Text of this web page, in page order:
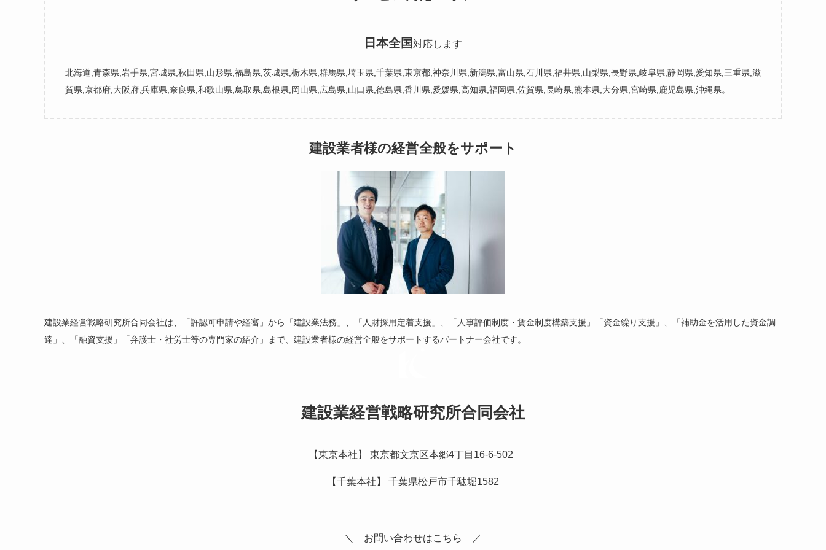
日本全国 対応します
北海道,青森県,岩手県,宮城県,秋田県,山形県,福島県,茨城県,栃木県,群馬県,埼玉県,千葉県,東京都,神奈川県,新潟県,富山県,石川県,福井県,山梨県,長野県,岐阜県,静岡県,愛知県,三重県,滋
賀県,京都府,大阪府,兵庫県,奈良県,和歌山県,鳥取県,島根県,岡山県,広島県,山口県,徳島県,香川県,愛媛県,高知県,福岡県,佐賀県,長崎県,熊本県,大分県,宮崎県,鹿児島県,沖縄県。
建設業者様の経営全般をサポート
建設業経営戦略研究所合同会社は、「許認可申請や経審」から「建設業法務」、「人財採用定着支援」、「人事評価制度・賃金制度構築支援」「資金繰り支援」、「補助金を活用した資金調
達」、「融資支援」「弁護士・社労士等の専門家の紹介」まで、建設業者様の経営全般をサポートするパートナー会社です。
建設業経営戦略研究所合同会社
【東京本社】 東京都文京区本郷4丁目16-6-502
【千葉本社】 千葉県松戸市千駄堀1582
＼ お問い合わせはこちら ／